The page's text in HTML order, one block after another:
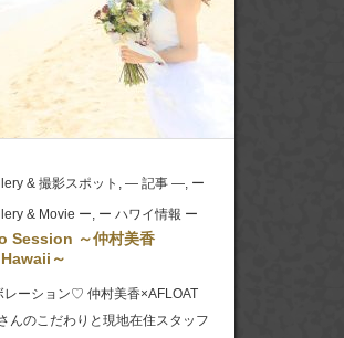
& 撮影スポット , ― 記事 ―, ー
& Movie ー, ー ハワイ情報 ー
Session ～仲村美香
～
レーション♡ 仲村美香×AFLOAT
んのこだわりと現地在住スタッフ